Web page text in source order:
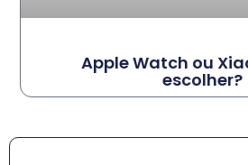
Apple Watch ou
escolher?